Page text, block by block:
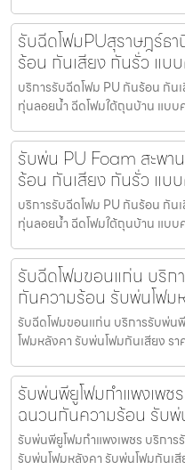
รับฉีดโฟมPUสุราษฎร์ธ
ร้อน กันเสียง กันรั่ว แบ
บริการรับฉีดโฟม PU กันร้อน กัน
ทุ่นลอยน้ำ ฉีดโฟมใต้ถุนบ้าน แบบ
รับพ่น PU Foam สะพา
ร้อน กันเสียง กันรั่ว แบ
บริการรับฉีดโฟม PU กันร้อน กัน
ทุ่นลอยน้ำ ฉีดโฟมใต้ถุนบ้าน แบบ
รับฉีดโฟมขอนแก่น บริ
กันความร้อน รับพ่นโฟม
รับฉีดโฟมขอนแก่น บริการรับพ่
โฟมหลังคา รับพ่นโฟมกันเสียง ร
รับพ่นพียูโฟมกำแพงเพ
ฉนวนกันความร้อน รับพ่
รับพ่นพียูโฟมกำแพงเพชร บริกา
รับพ่นโฟมหลังคา รับพ่นโฟมกันเ